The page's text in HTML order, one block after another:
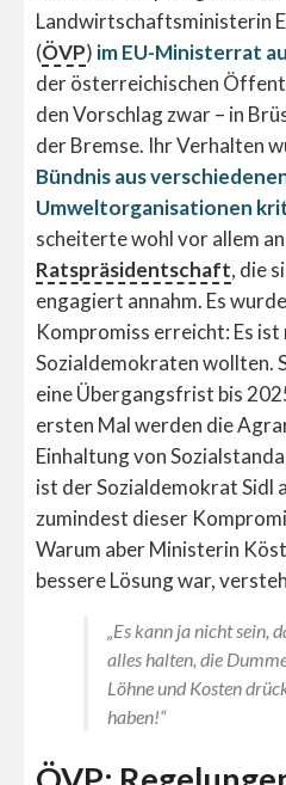
Landwirtschaftsministerin
(ÖVP) im EU-Ministerrat
der österreichischen
den Vorschlag zwar – in
der Bremse. Ihr Verhalten
Bündnis aus
Umweltorganisationen
scheiterte wohl vor allem
Ratspräsidentschaft, die
engagiert annahm. Es
Kompromiss erreicht: Es ist
Sozialdemokraten wollten.
eine Übergangsfrist bis
ersten Mal werden die
Einhaltung von
ist der Sozialdemokrat Sidl
zumindest dieser
Warum aber Ministerin
bessere Lösung war,
„Es kann ja nicht sein,
alles halten, die
Löhne und Kosten
haben!“